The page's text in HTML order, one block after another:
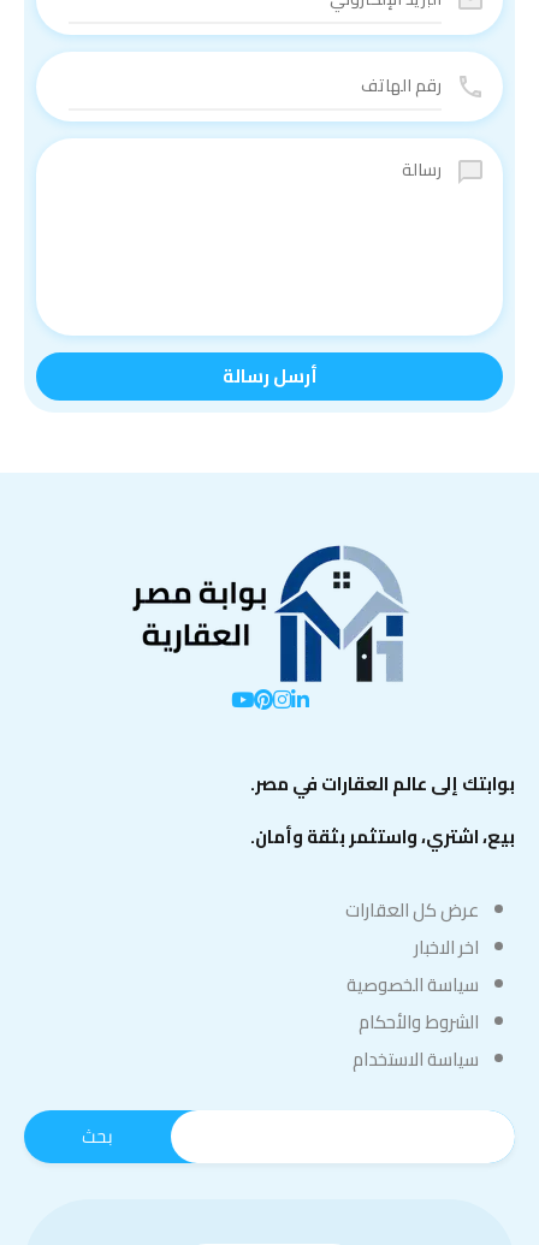
بوابتك إلى عالم العقارات في مصر.
بيع، اشتري، واستثمر بثقة وأمان.
عرض كل العقارات
اخر الاخبار
سياسة الخصوصية
الشروط والأحكام
سياسة الاستخدام